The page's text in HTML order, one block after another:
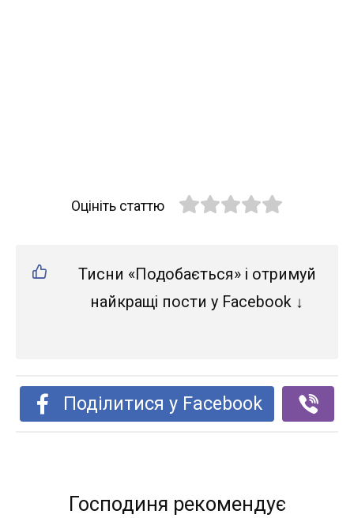
Оцініть статтю
Тисни «Подобається» і отримуй
найкращі пости у Facebook ↓
Поділитися у Facebook
Господиня рекомендує